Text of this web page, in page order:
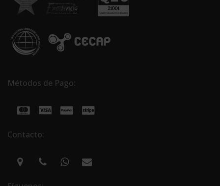
Métodos de Pago:
Contacto: